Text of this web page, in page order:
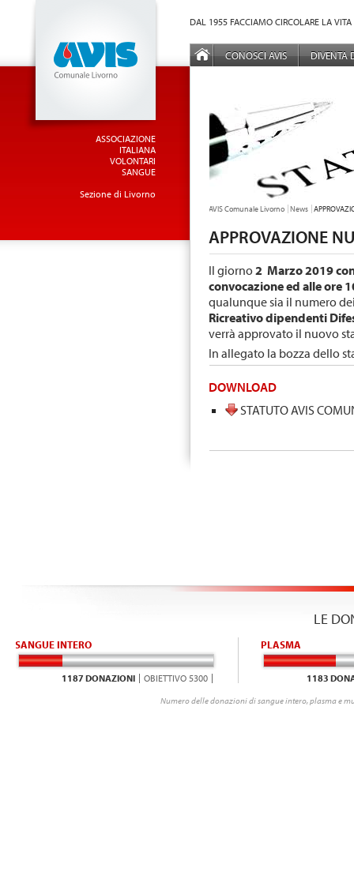
ASSOCIAZIONE
ITALIANA
VOLONTARI
SANGUE
Sezione di Livorno
DAL 1955 FACCIAMO CIRCOLARE LA
MENÙ PRINCIPALE
CONOSCI AVIS DIVENTA
TU SEI QUI:
AVIS Comunale Livorno News
APPROVAZIONE
Il giorno2 Marzo 2019
convocazione ed alle ore
qualunque sia il numero
Ricreativo dipendenti
verrà approvato il nuovo
In allegato la bozza dello
DOWNLOAD
STATUTO AVIS
LE
SANGUE INTERO
1187 DONAZIONI OBIETTIVO 5300
PLASMA
1183
Numero delle donazioni di sangue intero, plasma e